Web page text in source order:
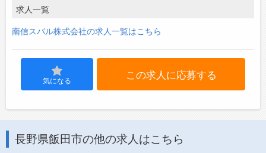
求人一覧
南信スバル株式会社の求人一覧はこちら
気になる この求人に応募する
長野県飯田市の他の求人はこちら